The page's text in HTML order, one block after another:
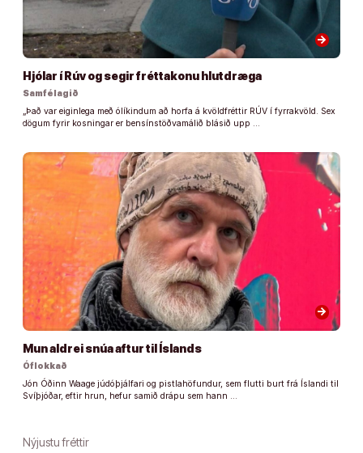
arrow_forward
Hjólar í Rúv og segir fréttakonu hlutdræga
Samfélagið
„Það var eiginlega með ólíkindum að horfa á kvöldfréttir RÚV í fyrrakvöld. Sex
dögum fyrir kosningar er bensínstöðvamálið blásið upp …
arrow_forward
Mun aldrei snúa aftur til Íslands
Óflokkað
Jón Óðinn Waage júdóþjálfari og pistlahöfundur, sem flutti burt frá Íslandi til
Svíþjóðar, eftir hrun, hefur samið drápu sem hann …
Nýjustu fréttir